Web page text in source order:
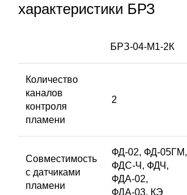
характеристики БРЗ
БРЗ-04-М1-2К
Количество
каналов
контроля
пламени
2
Совместимость
с датчиками
пламени
ФД-02, ФД-05ГМ,
ФДС-Ч, ФДЧ,
ФДА-02,
ФДА-03, КЭ